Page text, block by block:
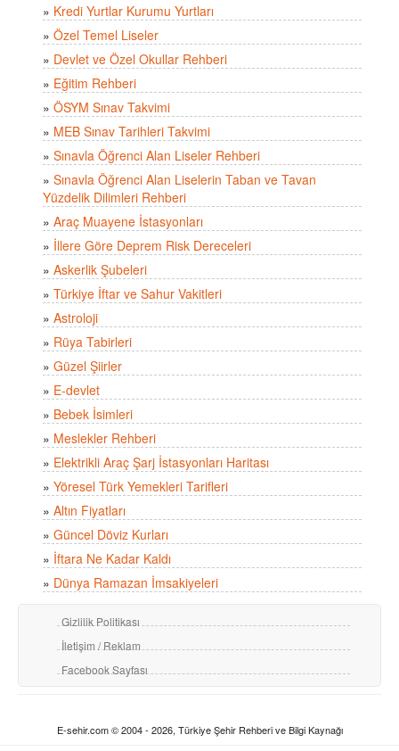
» Kredi Yurtlar Kurumu Yurtları
» Özel Temel Liseler
» Devlet ve Özel Okullar Rehberi
» Eğitim Rehberi
» ÖSYM Sınav Takvimi
» MEB Sınav Tarihleri Takvimi
» Sınavla Öğrenci Alan Liseler Rehberi
» Sınavla Öğrenci Alan Liselerin Taban ve Tavan
Yüzdelik Dilimleri Rehberi
» Araç Muayene İstasyonları
» İllere Göre Deprem Risk Dereceleri
» Askerlik Şubeleri
» Türkiye İftar ve Sahur Vakitleri
» Astroloji
» Rüya Tabirleri
» Güzel Şiirler
» E-devlet
» Bebek İsimleri
» Meslekler Rehberi
» Elektrikli Araç Şarj İstasyonları Haritası
» Yöresel Türk Yemekleri Tarifleri
» Altın Fiyatları
» Güncel Döviz Kurları
» İftara Ne Kadar Kaldı
» Dünya Ramazan İmsakiyeleri
Gizlilik Politikası
İletişim / Reklam
Facebook Sayfası
E-sehir.com © 2004 - 2026, Türkiye Şehir Rehberi ve Bilgi Kaynağı